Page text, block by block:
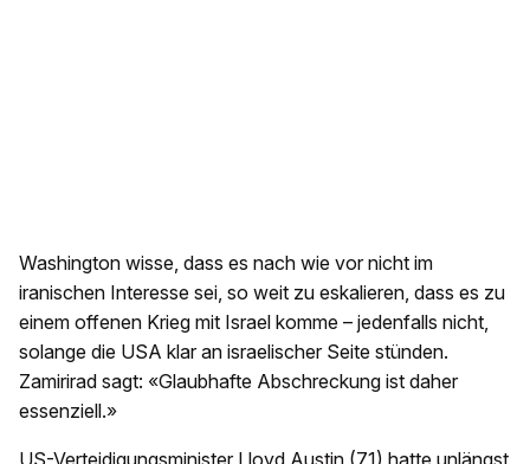
Washington wisse, dass es nach wie vor nicht im
iranischen Interesse sei, so weit zu eskalieren, dass es zu
einem offenen Krieg mit Israel komme – jedenfalls nicht,
solange die USA klar an israelischer Seite stünden.
Zamirirad sagt: «Glaubhafte Abschreckung ist daher
essenziell.»